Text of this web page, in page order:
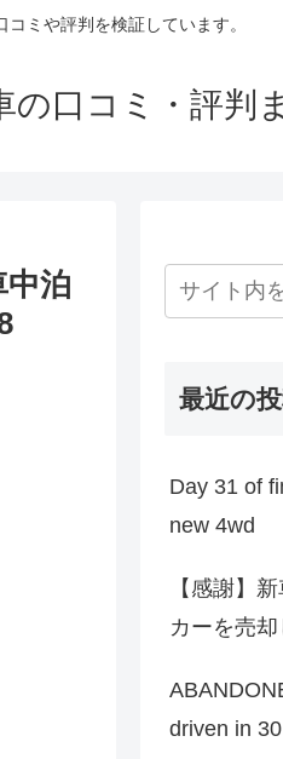
ミや評判を検証しています。
の口コミ・評判
泊
最近の
Day 31 of
new 4wd
【感謝】
カーを売却
driven in